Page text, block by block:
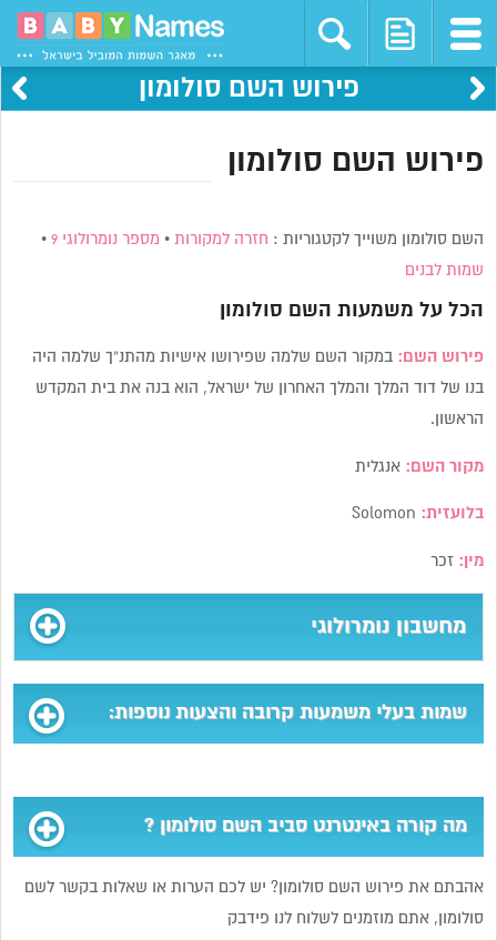
פירוש השם סולומון
פירוש השם סולומון
השם סולומון משוייך לקטגוריות : חזרה למקורות • מספר נומרולוגי 9 •
שמות לבנים
הכל על משמעות השם סולומון
פירוש השם: במקור השם שלמה שפירושו אישיות מהתנ”ך שלמה היה
בנו של דוד המלך והמלך האחרון של ישראל, הוא בנה את בית המקדש
הראשון.
מקור השם:אנגלית
בלועזית:
מין: זכר
מחשבון נומרולוגי
שמות בעלי משמעות קרובה והצעות נוספות:
מה קורה באינטרנט סביב השם סולומון ?
אהבתם את פירוש השם סולומון? יש לכם הערות או שאלות בקשר לשם
סולומון, אתם מוזמנים לשלוח לנו פידבק